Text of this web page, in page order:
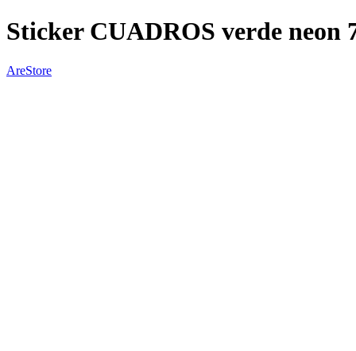
Sticker CUADROS verde neon
AreStore